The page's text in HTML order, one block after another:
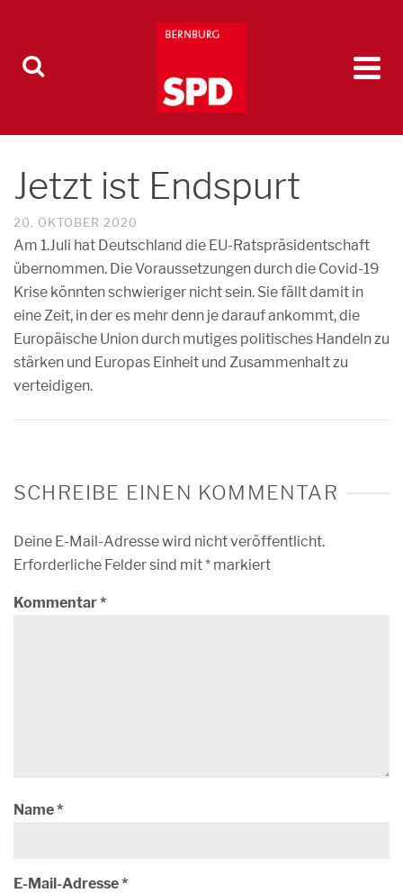
Jetzt ist Endspurt
20. OKTOBER 2020
Am 1.Juli hat Deutschland die EU-Ratspräsidentschaft
übernommen. Die Voraussetzungen durch die Covid-19
Krise könnten schwieriger nicht sein. Sie fällt damit in
eine Zeit, in der es mehr denn je darauf ankommt, die
Europäische Union durch mutiges politisches Handeln zu
stärken und Europas Einheit und Zusammenhalt zu
verteidigen.
SCHREIBE EINEN KOMMENTAR
Deine E-Mail-Adresse wird nicht veröffentlicht.
Erforderliche Felder sind mit* markiert
Kommentar*
Name*
E-Mail-Adresse*